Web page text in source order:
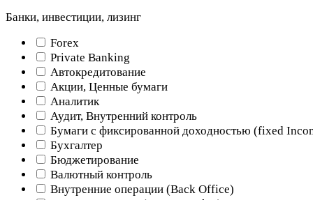
Банки, инвестиции, лизинг
Forex
Private Banking
Автокредитование
Акции, Ценные бумаги
Аналитик
Аудит, Внутренний контроль
Бумаги с фиксированной доходностью (fixed
Бухгалтер
Бюджетирование
Валютный контроль
Внутренние операции (Back Office)